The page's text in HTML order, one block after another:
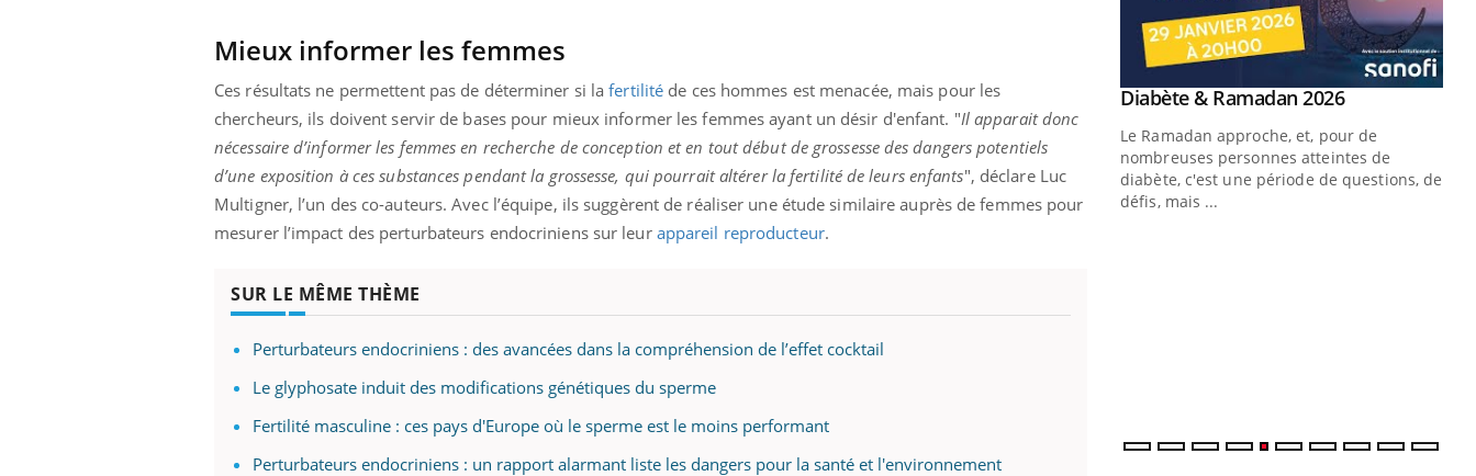
Mieux informer les femmes
Ces résultats ne permettent pas de déterminer si lafertilité de ces hommes est menacée, mais pour les
chercheurs, ils doivent servir de bases pour mieux informer les femmes ayant un désir d'enfant. "Il apparait donc
nécessaire d’informer les femmes en recherche de conception et en tout début de grossesse des dangers potentiels
d’une exposition à ces substances pendant la grossesse, qui pourrait altérer la fertilité de leurs enfants", déclare Luc
Multigner, l’un des co-auteurs. Avec l’équipe, ils suggèrent de réaliser une étude similaire auprès de femmes pour
mesurer l’impact des perturbateurs endocriniens sur leur appareil reproducteur.
SUR LE MÊME THÈME
Perturbateurs endocriniens : des avancées dans la compréhension de l’effet cocktail
Le glyphosate induit des modifications génétiques du sperme
Fertilité masculine : ces pays d'Europe où le sperme est le moins performant
Perturbateurs endocriniens : un rapport alarmant liste les dangers pour la santé et l'environnement
Carence en fer : comprendre pour
Youtube
Fatigue, irritabilité, brouillard mental ou
même alopécie… Les symptômes de la
carence en fer sont multiples ce qui la rend
Youtube
Insuline & Charge mentale : et si on
osait en parler??Youtube
En 2026, l'insuline dans le diabète de type 2
reste entourée d'idées reçues chez les
patients comme parfois chez les soignants.
Youtube
Eczéma Chronique des Mains : se
préparer pour l’été !Youtube
L'été arrive… et avec lui, un tout nouveau
rythme de vie ! Vacances, plage, piscine,
soleil, activités en plein air… Nos mains
Youtube
Diabète & Ramadan 2026Youtube
Le Ramadan approche, et, pour de
nombreuses personnes atteintes de
diabète, c'est une période de questions, de
défis, mais ...